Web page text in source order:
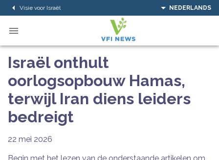
Visie voor Israël NEDERLANDS
Israël onthult
oorlogsopbouw Hamas,
terwijl Iran diens leiders
bedreigt
22 mei 2026